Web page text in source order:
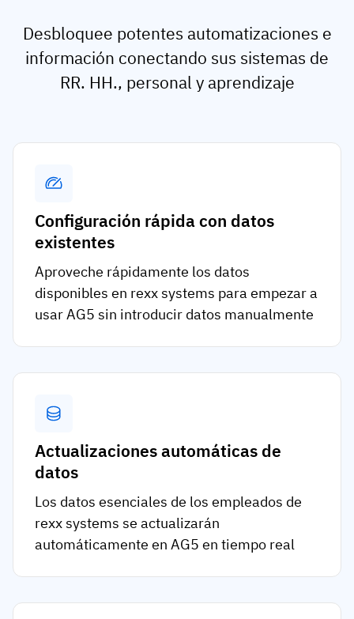
Desbloquee potentes automatizaciones e
información conectando sus sistemas de
RR. HH., personal y aprendizaje
Configuración rápida con datos
existentes
Aproveche rápidamente los datos
disponibles en rexx systems para empezar a
usar AG5 sin introducir datos manualmente
Actualizaciones automáticas de
datos
Los datos esenciales de los empleados de
rexx systems se actualizarán
automáticamente en AG5 en tiempo real